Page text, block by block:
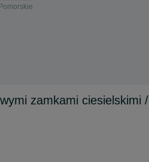
zamkami ciesielskimi /